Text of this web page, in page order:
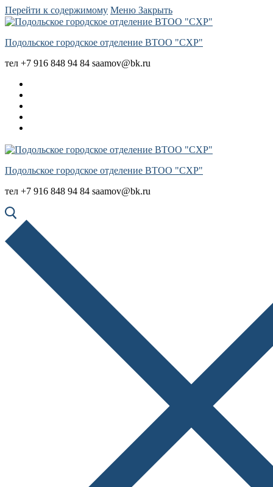
Перейти к содержимому Меню Закрыть
Подольское городское отделение ВТОО "СХР"
тел +7 916 848 94 84 saamov@bk.ru
Подольское городское отделение ВТОО "СХР"
тел +7 916 848 94 84 saamov@bk.ru